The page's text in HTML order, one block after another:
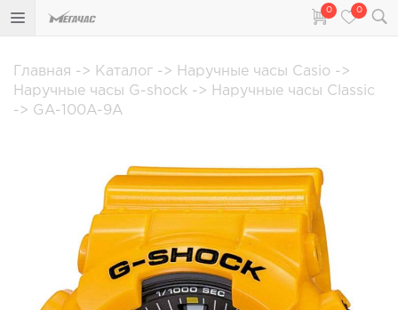
0 0
Главная -> Каталог -> Наручные часы Casio ->
Наручные часы G-shock -> Наручные часы Classic
-> GA-100A-9A